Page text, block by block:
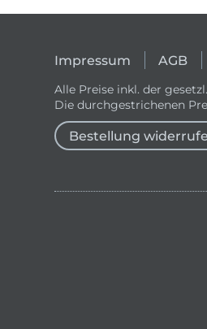
Impressum AGB
Alle Preise inkl. der
Die durchgestrichenen
Bestellung